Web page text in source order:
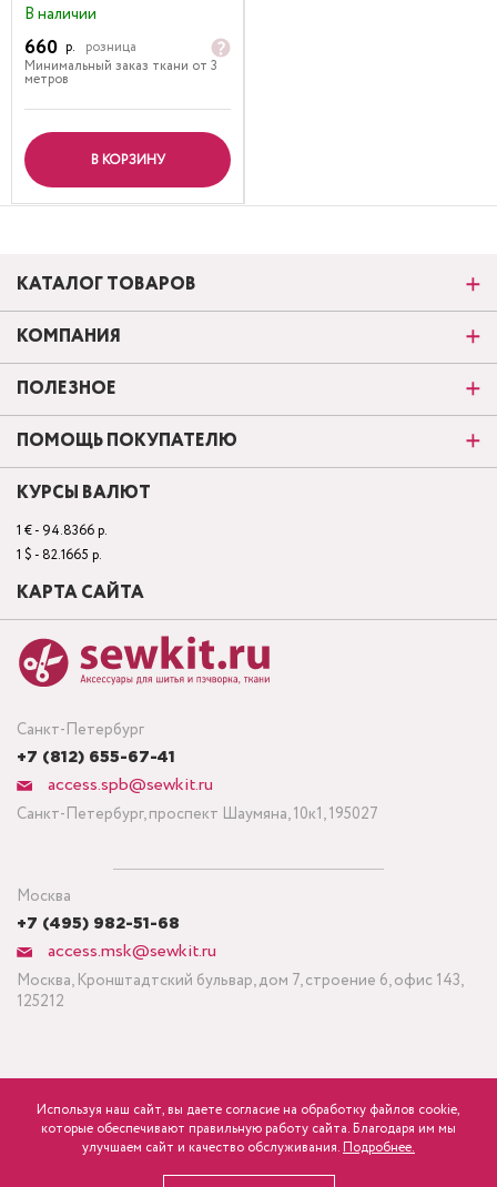
розница Минимальный заказ ткани от 3 метров
В наличии
660 р.
розница
Минимальный заказ ткани от 3
метров
В КОРЗИНУ
Санкт-Петербург
+7 (812) 655-67-41
access.spb@sewkit.ru
Санкт-Петербург, проспект Шаумяна, 10к1, 195027
Москва
+7 (495) 982-51-68
access.msk@sewkit.ru
Москва, Кронштадтский бульвар, дом 7, строение 6, офис 143,
125212
КАТАЛОГ ТОВАРОВ
КОМПАНИЯ
ПОЛЕЗНОЕ
ПОМОЩЬ ПОКУПАТЕЛЮ
КУРСЫ ВАЛЮТ
1 € - 94.8366 р.
1 $ - 82.1665 р.
КАРТА САЙТА
Политика конфиденциальности
ПОДПИСАТЬСЯ НА НОВОСТИ
Используя наш сайт, вы даете согласие на обработку файлов cookie,
которые обеспечивают правильную работу сайта. Благодаря им мы
улучшаем сайт и качество обслуживания. Подробнее.